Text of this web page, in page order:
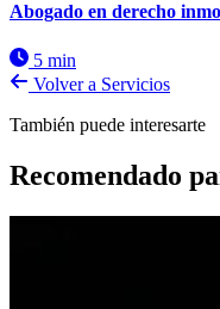
Abogado en derecho
5 min
Volver a Servicios
También puede interesarte
Recomendado